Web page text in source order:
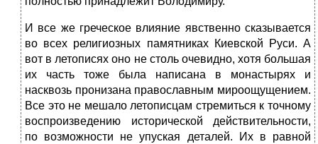
И все же греческое влияние явственно сказывается
во всех религиозных памятниках Киевской Руси. А
вот в летописях оно не столь очевидно, хотя большая
их часть тоже была написана в монастырях и
насквозь пронизана православным мироощущением.
Все это не мешало летописцам стремиться к точному
воспроизведению исторической действительности,
по возможности не упуская деталей. Их в равной